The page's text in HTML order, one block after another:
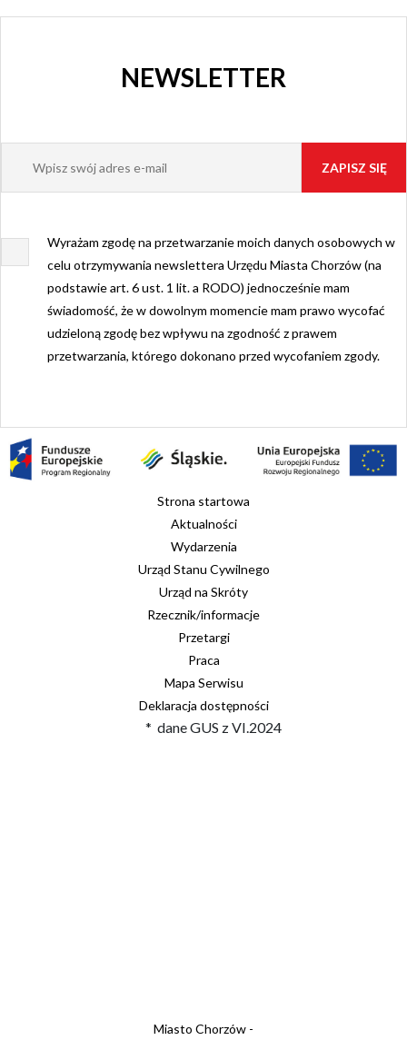
NEWSLETTER
Wyrażam zgodę na przetwarzanie moich danych osobowych w
celu otrzymywania newslettera Urzędu Miasta Chorzów (na
podstawie art. 6 ust. 1 lit. a RODO) jednocześnie mam
świadomość, że w dowolnym momencie mam prawo wycofać
udzieloną zgodę bez wpływu na zgodność z prawem
przetwarzania, którego dokonano przed wycofaniem zgody.
Strona startowa
Aktualności
Wydarzenia
Urząd Stanu Cywilnego
Urząd na Skróty
Rzecznik/informacje
Przetargi
Praca
Mapa Serwisu
Deklaracja dostępności
* dane GUS z VI.2024
Miasto Chorzów -